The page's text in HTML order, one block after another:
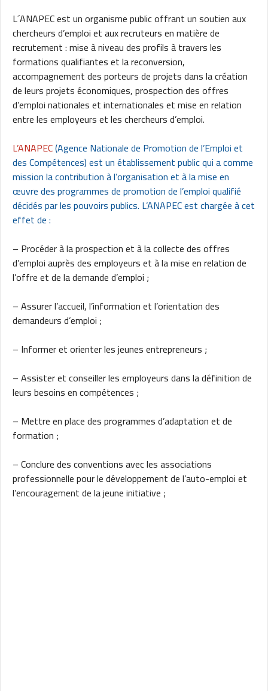
L´ANAPEC est un organisme public offrant un soutien aux
chercheurs d’emploi et aux recruteurs en matière de
recrutement : mise à niveau des profils à travers les
formations qualifiantes et la reconversion,
accompagnement des porteurs de projets dans la création
de leurs projets économiques, prospection des offres
d’emploi nationales et internationales et mise en relation
entre les employeurs et les chercheurs d’emploi.
L’ANAPEC(Agence Nationale de Promotion de l’Emploi et
des Compétences) est un établissement public qui a comme
mission la contribution à l’organisation et à la mise en
œuvre des programmes de promotion de l’emploi qualifié
décidés par les pouvoirs publics. L’ANAPEC est chargée à cet
effet de :
– Procéder à la prospection et à la collecte des offres
d’emploi auprès des employeurs et à la mise en relation de
l’offre et de la demande d’emploi ;
– Assurer l’accueil, l’information et l’orientation des
demandeurs d’emploi ;
– Informer et orienter les jeunes entrepreneurs ;
– Assister et conseiller les employeurs dans la définition de
leurs besoins en compétences ;
– Mettre en place des programmes d’adaptation et de
formation ;
– Conclure des conventions avec les associations
professionnelle pour le développement de l’auto-emploi et
l’encouragement de la jeune initiative ;